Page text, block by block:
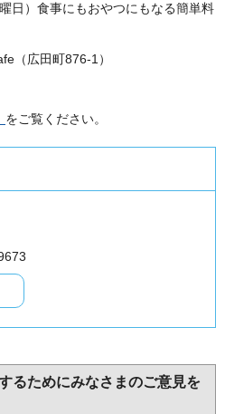
日）食事にもおやつにもなる簡単料
（広田町876-1）
をご覧ください。
るためにみなさまのご意見を